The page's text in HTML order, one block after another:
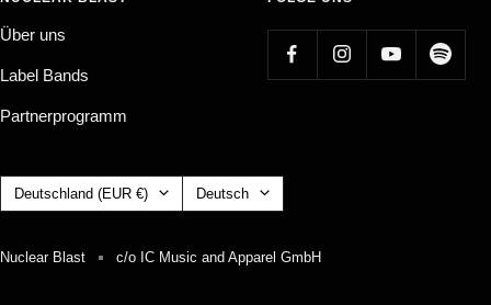
Über uns
Label Bands
Partnerprogramm
Land/Region Deutschland (EUR €) Sprache
Deutsch
Nuclear Blast c/o IC Music and Apparel GmbH